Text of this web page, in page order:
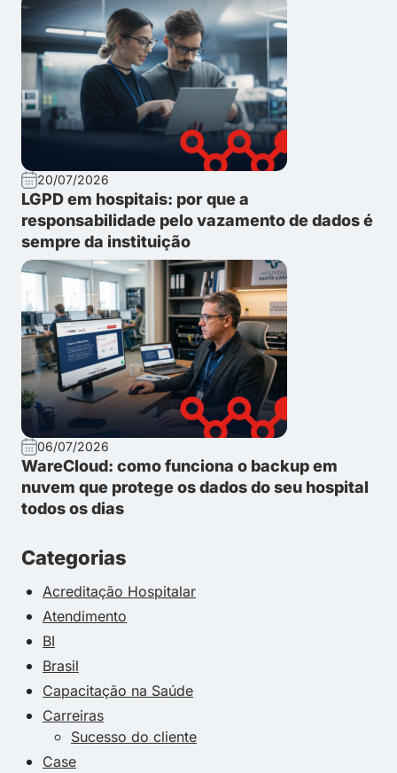
20/07/2026
LGPD em hospitais: por que a
responsabilidade pelo vazamento de dados é
sempre da instituição
06/07/2026
WareCloud: como funciona o backup em
nuvem que protege os dados do seu hospital
todos os dias
Categorias
Acreditação Hospitalar
Atendimento
BI
Brasil
Capacitação na Saúde
Carreiras
Sucesso do cliente
Case